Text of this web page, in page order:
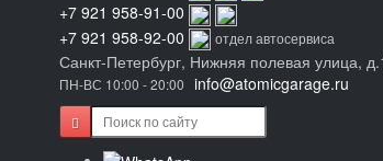
+7 921 958-91-00
+7 921 958-92-00
отдел автосервиса
Санкт-Петербург, Нижняя полевая улица,
ПН-ВС 10:00 - 20:00 info@atomicgarage.ru